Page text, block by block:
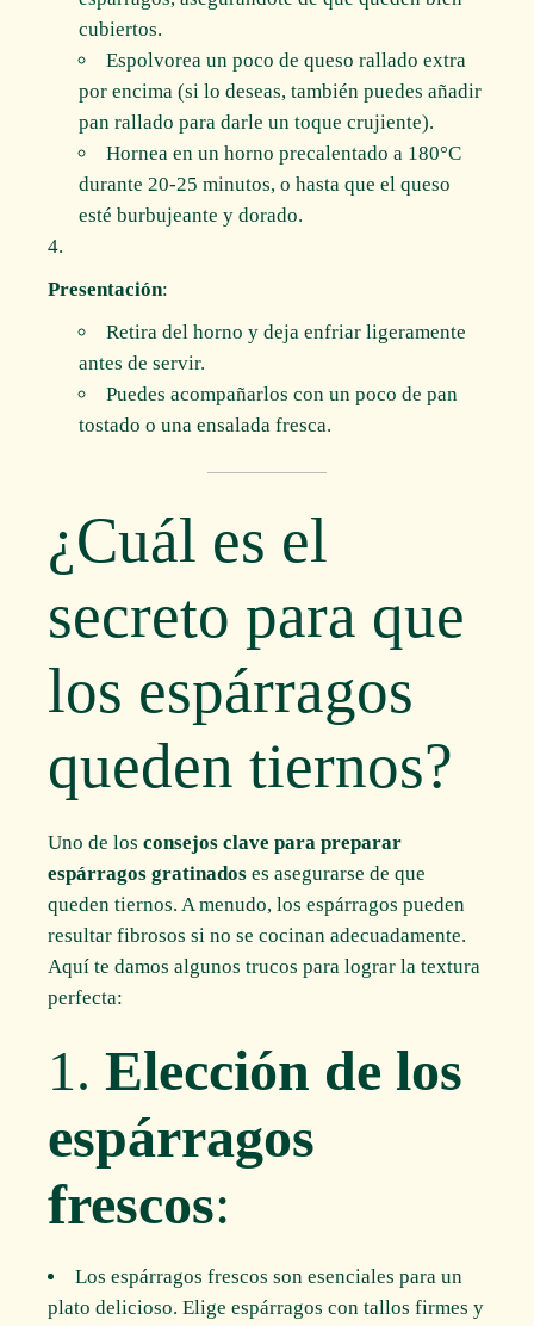
cubiertos.
Espolvorea un poco de queso rallado extra
por encima (si lo deseas, también puedes añadir
pan rallado para darle un toque crujiente).
Hornea en un horno precalentado a 180°C
durante 20-25 minutos, o hasta que el queso
esté burbujeante y dorado.
Presentación:
Retira del horno y deja enfriar ligeramente
antes de servir.
Puedes acompañarlos con un poco de pan
tostado o una ensalada fresca.
¿Cuál es el
secreto para que
los espárragos
queden tiernos?
Uno de losconsejos clave para preparar
espárragos gratinados es asegurarse de que
queden tiernos. A menudo, los espárragos pueden
resultar fibrosos si no se cocinan adecuadamente.
Aquí te damos algunos trucos para lograr la textura
perfecta:
1.Elección de los
espárragos
frescos:
Los espárragos frescos son esenciales para un
plato delicioso. Elige espárragos con tallos firmes y